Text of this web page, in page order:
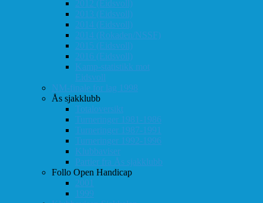
2012 (Eidsvoll)
2013 (Eidsvoll)
2014 (Eidsvoll)
2014 (Rokaden/NSSF)
2015 (Eidsvoll)
2016 (Eidsvoll)
Kamp-statistikk mot
Eidsvoll
NM-finale for lag 1998
Ås sjakklubb
Totaloversikt
Turneringer 1981-1986
Turneringer 1987-1991
Turneringer 1992-1996
Klubbaviser
Partier fra Ås sjakklubb
Follo Open Handicap
2001
1999